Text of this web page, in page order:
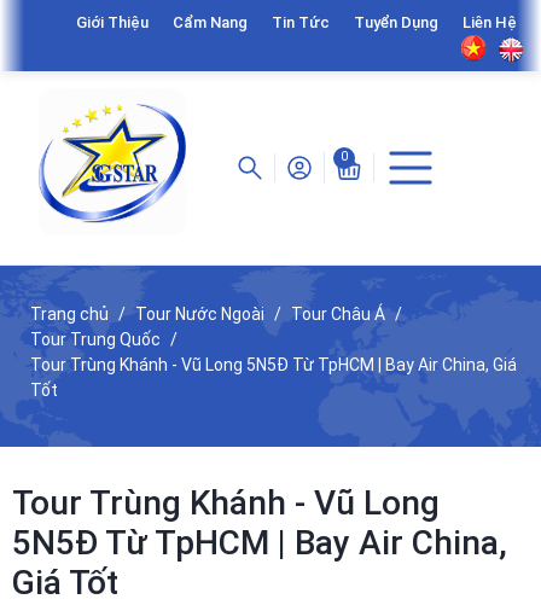
Giới Thiệu Cẩm Nang Tin Tức Tuyển Dụng Liên Hệ
0
Trang chủ Tour Nước Ngoài
Tour Châu Á
Tour Trung Quốc
Tour Trùng Khánh - Vũ Long 5N5Đ Từ TpHCM | Bay Air China, Giá
Tốt
Tour Trùng Khánh - Vũ Long
5N5Đ Từ TpHCM | Bay Air China,
Giá Tốt